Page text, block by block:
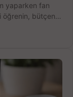
yaparken fan
bütçenizi